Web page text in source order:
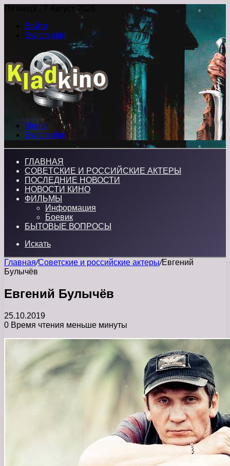
Пятница , 7 Август 2026
Войти
Switch skin
Меню
Switch skin
ГЛАВНАЯ
СОВЕТСКИЕ И РОССИЙСКИЕ АКТЕРЫ
ПОСЛЕДНИЕ НОВОСТИ
НОВОСТИ КИНО
ФИЛЬМЫ
Информация
Боевик
БЫТОВЫЕ ВОПРОСЫ
Искать
Главная/Советские и российские актеры/Евгений
Булычёв
Евгений Булычёв
25.10.2019
0 Время чтения меньше минуты